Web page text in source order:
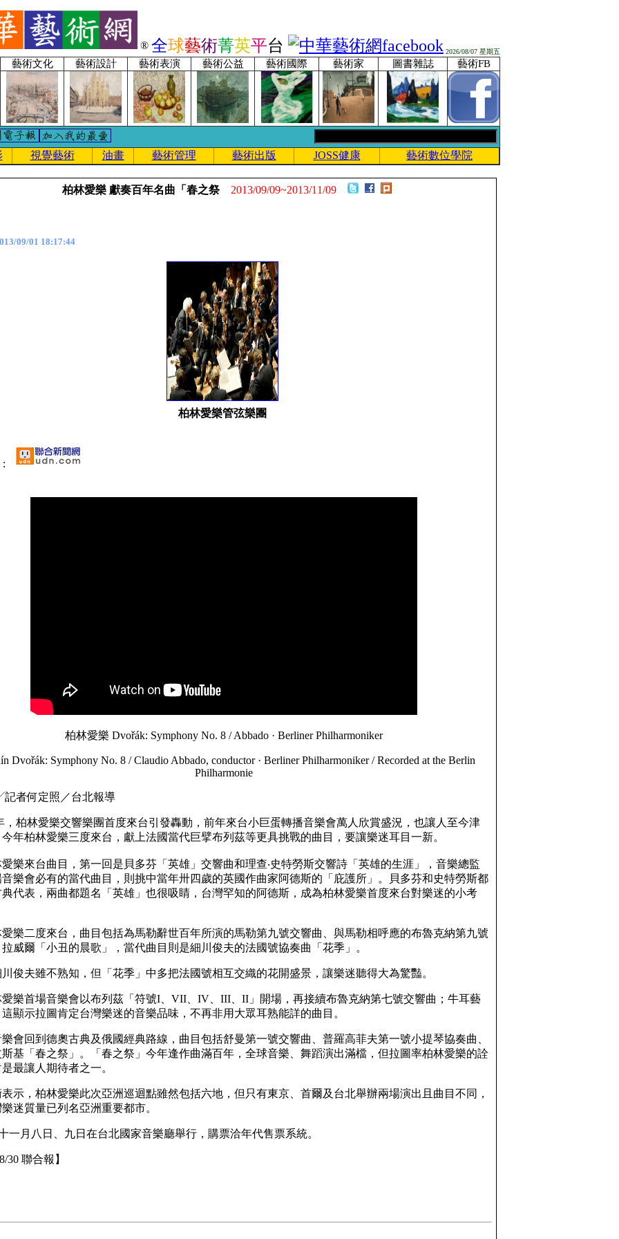
® 全球藝術菁英平台 2026/08/07 星期五
藝術文化 藝術設計 藝術表演 藝術公益 藝術國際 藝術家 圖書雜誌 藝術FB
視覺藝術 油畫 藝術管理 藝術出版 JOSS健康 藝術數位學院
柏林愛樂 獻奏百年名曲「春之祭 2013/09/09~2013/11/09
09/01 18:17:44
柏林愛樂管弦樂團
:
柏林愛樂 Dvořák: Symphony No. 8 / Abbado · Berliner Philharmoniker
Dvořák: Symphony No. 8 / Claudio Abbado, conductor · Berliner Philharmoniker / Recorded at the Berlin
Philharmonie
者何定照／台北報導
，柏林愛樂交響樂團首度來台引發轟動，前年來台小巨蛋轉播音樂會萬人欣賞盛況，也讓人至今津
年柏林愛樂三度來台，獻上法國當代巨擘布列茲等更具挑戰的曲目，要讓樂迷耳目一新。
樂來台曲目，第一回是貝多芬「英雄」交響曲和理查‧史特勞斯交響詩「英雄的生涯」，音樂總監
樂會必有的當代曲目，則挑中當年卅四歲的英國作曲家阿德斯的「庇護所」。貝多芬和史特勞斯都
代表，兩曲都題名「英雄」也很吸睛，台灣罕知的阿德斯，成為柏林愛樂首度來台對樂迷的小考
樂二度來台，曲目包括為馬勒辭世百年所演的馬勒第九號交響曲、與馬勒相呼應的布魯克納第九號
威爾「小丑的晨歌」，當代曲目則是細川俊夫的法國號協奏曲「花季」。
俊夫雖不熟知，但「花季」中多把法國號相互交織的花開盛景，讓樂迷聽得大為驚豔。
樂首場音樂會以布列茲「符號I、VII、IV、III、II」開場，再接續布魯克納第七號交響曲；牛耳藝
顯示拉圖肯定台灣樂迷的音樂品味，不再非用大眾耳熟能詳的曲目。
會回到德奧古典及俄國經典路線，曲目包括舒曼第一號交響曲、普羅高菲夫第一號小提琴協奏曲、
基「春之祭」。「春之祭」今年逢作曲滿百年，全球音樂、舞蹈演出滿檔，但拉圖率柏林愛樂的詮
最讓人期待者之一。
示，柏林愛樂此次亞洲巡迴點雖然包括六地，但只有東京、首爾及台北舉辦兩場演出且曲目不同，
迷質量已列名亞洲重要都市。
一月八日、九日在台北國家音樂廳舉行，購票洽年代售票系統。
30 聯合報】